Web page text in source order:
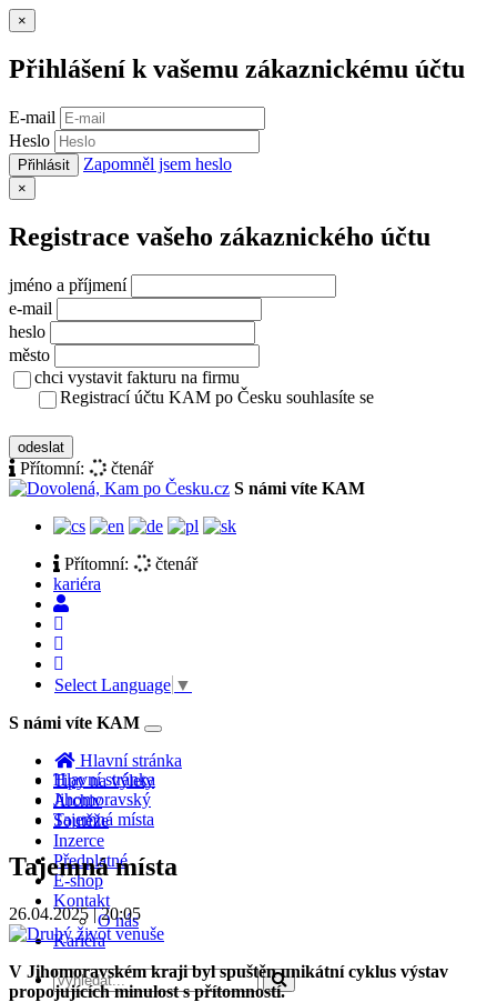
×
Přihlášení k vašemu zákaznickému účtu
E-mail
Heslo
Přihlásit Zapomněl jsem heslo
×
Registrace vašeho zákaznického účtu
jméno a příjmení
e-mail
heslo
město
chci vystavit fakturu na firmu
Registrací účtu KAM po Česku souhlasíte se
odeslat
Přítomní:
čtenář
S námi víte KAM
Přítomní:
čtenář
kariéra
Select Language ▼
S námi víte KAM
Toggle
navigation
Hlavní stránka
Tipy na výlety
Archiv
Soutěže
Inzerce
Předplatné
E-shop
Kontakt
O nás
Kariéra
Hlavní stránka
Jihomoravský
Tajemná místa
Tajemná místa
26.04.2025 | 20:05
V Jihomoravském kraji byl spuštěn unikátní cyklus výstav
propojujících minulost s přítomností.